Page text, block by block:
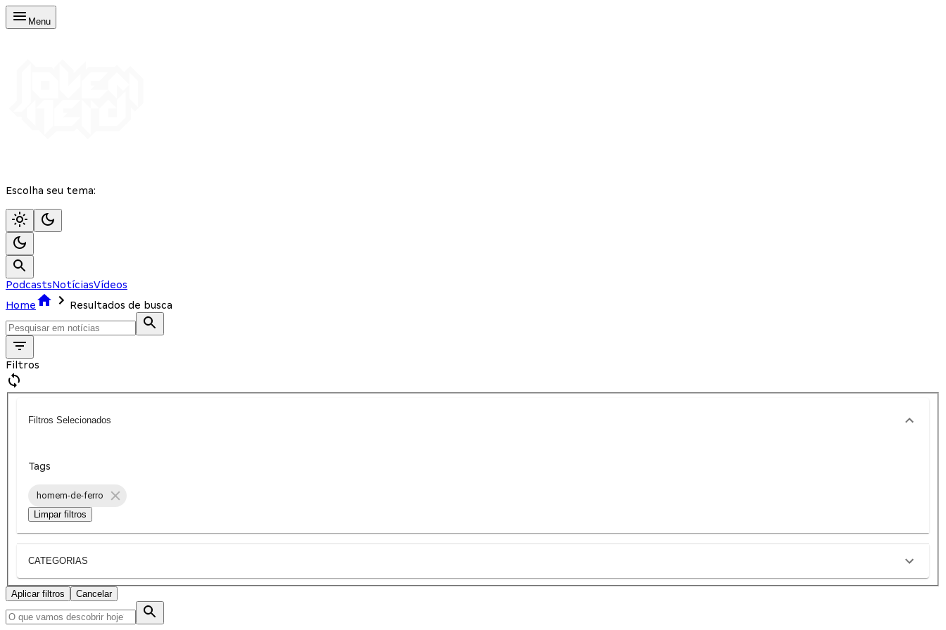
Menu
Escolha seu tema:
PodcastsNotíciasVídeos
Home
Resultados de busca
Filtros
Filtros Selecionados
Tags
homem-de-ferro
Limpar filtros
CATEGORIAS
Aplicar filtros Cancelar